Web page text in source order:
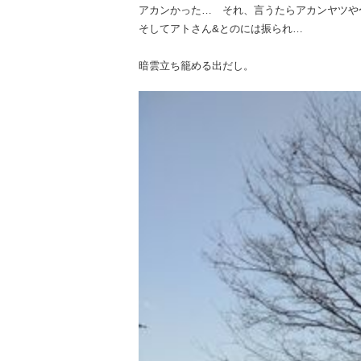
アカンかった… それ、言うたらアカンヤツや
そしてアトさん&とのには振られ…
暗雲立ち籠める出だし。